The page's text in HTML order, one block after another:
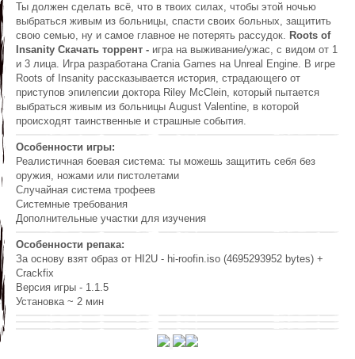
Ты должен сделать всё, что в твоих силах, чтобы этой ночью
выбраться живым из больницы, спасти своих больных, защитить
свою семью, ну и самое главное не потерять рассудок. Roots of
Insanity Скачать торрент - игра на выживание/ужас, с видом от 1
и 3 лица. Игра разработана Crania Games на Unreal Engine. В игре
Roots of Insanity рассказывается история, страдающего от
приступов эпилепсии доктора Riley McClein, который пытается
выбраться живым из больницы August Valentine, в которой
происходят таинственные и страшные события.
Особенности игры:
Реалистичная боевая система: ты можешь защитить себя без
оружия, ножами или пистолетами
Случайная система трофеев
Системные требования
Дополнительные участки для изучения
Особенности репака:
За основу взят образ от HI2U - hi-roofin.iso (4695293952 bytes) +
Crackfix
Версия игры - 1.1.5
Установка ~ 2 мин